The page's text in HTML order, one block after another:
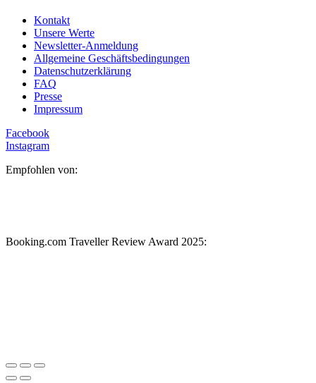
Kontakt
Unsere Werte
Newsletter-Anmeldung
Allgemeine Geschäftsbedingungen
Datenschutzerklärung
FAQ
Presse
Impressum
Facebook
Instagram
Empfohlen von:
Booking.com Traveller Review Award 2025: